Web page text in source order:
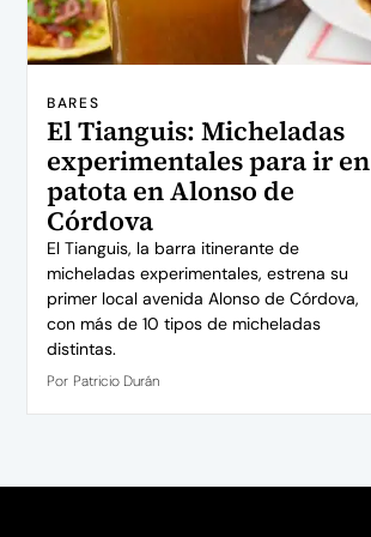
BARES
El Tianguis: Micheladas
experimentales para ir en
patota en Alonso de
Córdova
El Tianguis, la barra itinerante de
micheladas experimentales, estrena su
primer local avenida Alonso de Córdova,
con más de 10 tipos de micheladas
distintas.
Por Patricio Durán